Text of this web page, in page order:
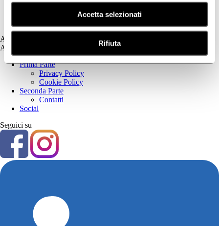
Accetta selezionati
Rifiuta
Psoriasi
Secchezza Cutanea
Assistenza
Assistenza
Prima Parte
Privacy Policy
Cookie Policy
Seconda Parte
Contatti
Social
Seguici su